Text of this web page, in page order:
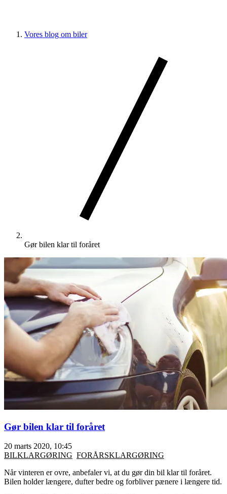
Vores blog om biler
Gør bilen klar til foråret
Gør bilen klar til foråret
20 marts 2020, 10:45
BILKLARGØRING FORÅRSKLARGØRING
Når vinteren er ovre, anbefaler vi, at du gør din bil klar til foråret.
Bilen holder længere, dufter bedre og forbliver pænere i længere tid.